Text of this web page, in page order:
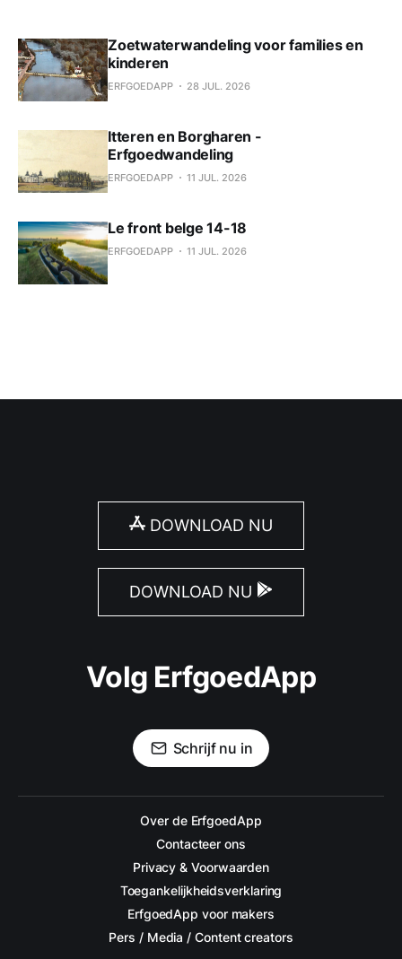
Zoetwaterwandeling voor families en
kinderen
ERFGOEDAPP 28 JUL. 2026
Itteren en Borgharen -
Erfgoedwandeling
ERFGOEDAPP 11 JUL. 2026
Le front belge 14-18
ERFGOEDAPP 11 JUL. 2026
DOWNLOAD NU
DOWNLOAD NU
Volg ErfgoedApp
Schrijf nu in
Over de ErfgoedApp
Contacteer ons
Privacy & Voorwaarden
Toegankelijkheidsverklaring
ErfgoedApp voor makers
Pers / Media / Content creators